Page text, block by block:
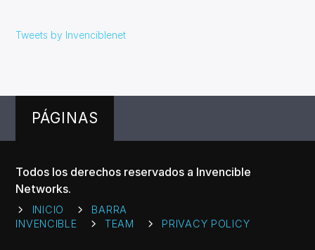
Tweets by Invenciblenet
PÁGINAS
Todos los derechos reservados a Invencible
Networks.
INICIO
BARRA
INVENCIBLE
TEAM PRIVACY POLICY